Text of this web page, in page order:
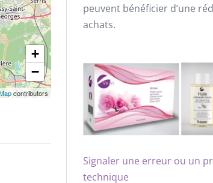
+
−
contributors
peuvent bénéficier d’une
achats.
Signaler une erreur ou un
technique